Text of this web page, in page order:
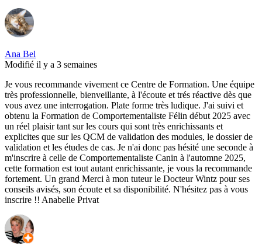
Ana Bel
Modifié il y a 3 semaines
Je vous recommande vivement ce Centre de Formation. Une équipe
très professionnelle, bienveillante, à l'écoute et trés réactive dès que
vous avez une interrogation. Plate forme très ludique. J'ai suivi et
obtenu la Formation de Comportementaliste Félin début 2025 avec
un réel plaisir tant sur les cours qui sont très enrichissants et
explicites que sur les QCM de validation des modules, le dossier de
validation et les études de cas. Je n'ai donc pas hésité une seconde à
m'inscrire à celle de Comportementaliste Canin à l'automne 2025,
cette formation est tout autant enrichissante, je vous la recommande
fortement. Un grand Merci à mon tuteur le Docteur Wintz pour ses
conseils avisés, son écoute et sa disponibilité. N'hésitez pas à vous
inscrire !! Anabelle Privat